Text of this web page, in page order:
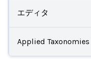
エディタ
Applied Taxonomies